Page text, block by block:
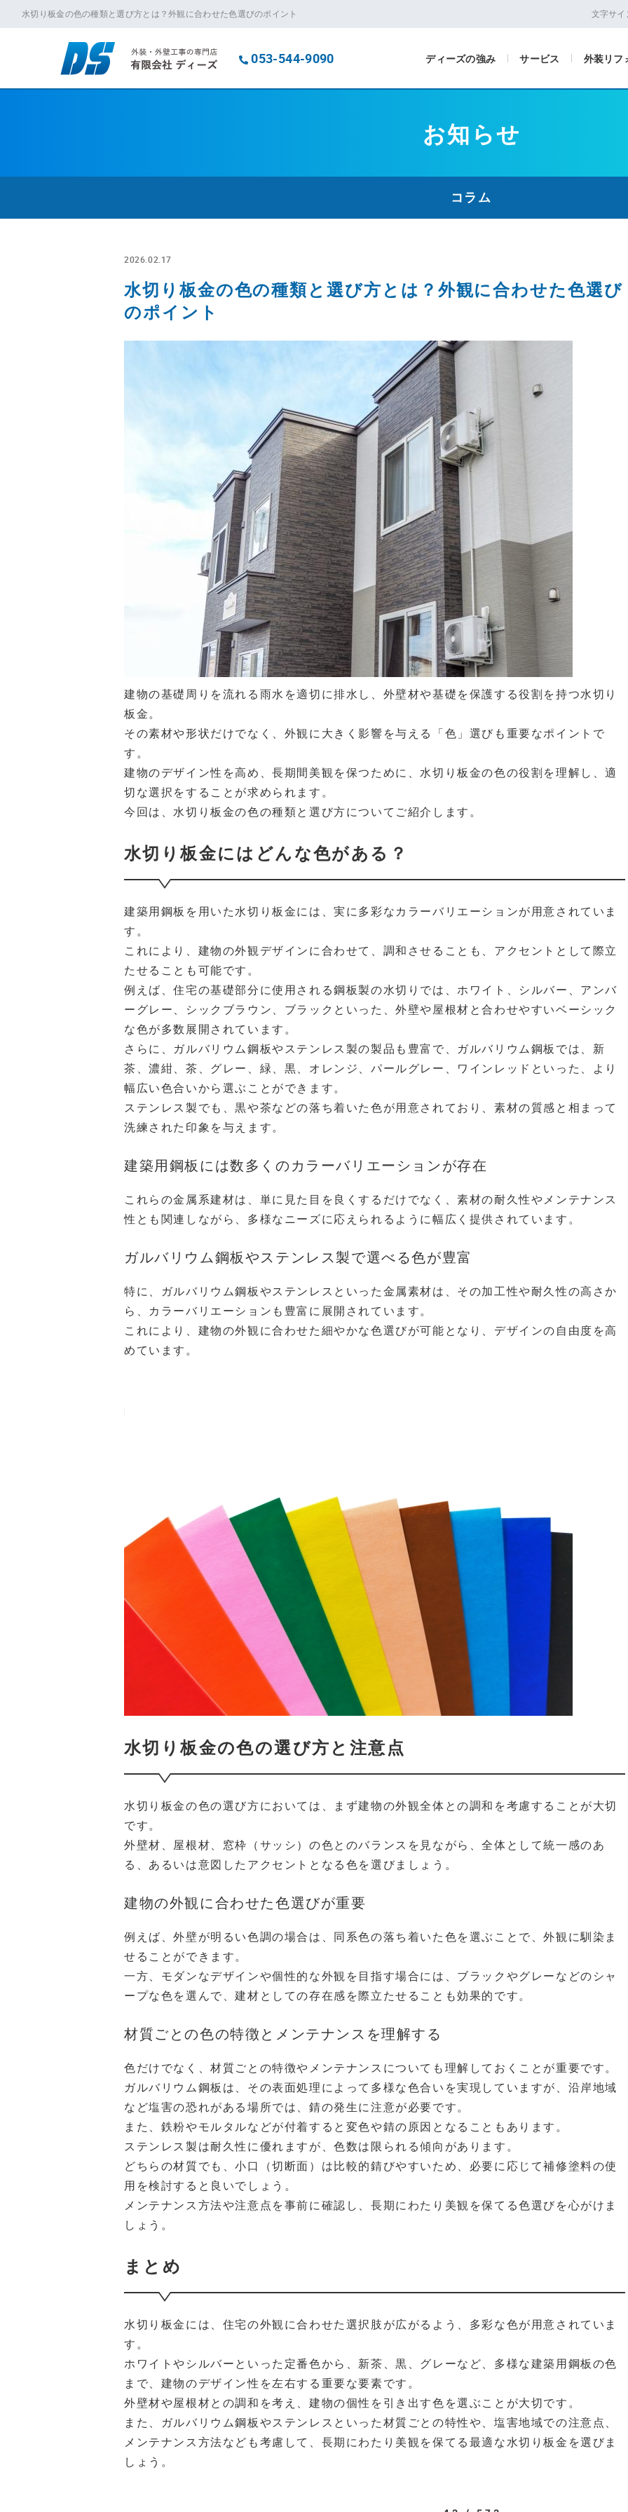
水切り板金の色の種類と選び方とは？外観に合わせた色選びのポイント 文字サイ
053-544-9090 ディーズの強み サービス 外装リフ
お知らせ
コラム
2026.02.17
水切り板金の色の種類と選び方とは？外観に合わせた色選び
のポイント
建物の基礎周りを流れる雨水を適切に排水し、外壁材や基礎を保護する役割を持つ水切り
板金。
その素材や形状だけでなく、外観に大きく影響を与える「色」選びも重要なポイントで
す。
建物のデザイン性を高め、長期間美観を保つために、水切り板金の色の役割を理解し、適
切な選択をすることが求められます。
今回は、水切り板金の色の種類と選び方についてご紹介します。
水切り板金にはどんな色がある？
建築用鋼板を用いた水切り板金には、実に多彩なカラーバリエーションが用意されていま
す。
これにより、建物の外観デザインに合わせて、調和させることも、アクセントとして際立
たせることも可能です。
例えば、住宅の基礎部分に使用される鋼板製の水切りでは、ホワイト、シルバー、アンバ
ーグレー、シックブラウン、ブラックといった、外壁や屋根材と合わせやすいベーシック
な色が多数展開されています。
さらに、ガルバリウム鋼板やステンレス製の製品も豊富で、ガルバリウム鋼板では、新
茶、濃紺、茶、グレー、緑、黒、オレンジ、パールグレー、ワインレッドといった、より
幅広い色合いから選ぶことができます。
ステンレス製でも、黒や茶などの落ち着いた色が用意されており、素材の質感と相まって
洗練された印象を与えます。
建築用鋼板には数多くのカラーバリエーションが存在
これらの金属系建材は、単に見た目を良くするだけでなく、素材の耐久性やメンテナンス
性とも関連しながら、多様なニーズに応えられるように幅広く提供されています。
ガルバリウム鋼板やステンレス製で選べる色が豊富
特に、ガルバリウム鋼板やステンレスといった金属素材は、その加工性や耐久性の高さか
ら、カラーバリエーションも豊富に展開されています。
これにより、建物の外観に合わせた細やかな色選びが可能となり、デザインの自由度を高
めています。
水切り板金の色の選び方と注意点
水切り板金の色の選び方においては、まず建物の外観全体との調和を考慮することが大切
です。
外壁材、屋根材、窓枠（サッシ）の色とのバランスを見ながら、全体として統一感のあ
る、あるいは意図したアクセントとなる色を選びましょう。
建物の外観に合わせた色選びが重要
例えば、外壁が明るい色調の場合は、同系色の落ち着いた色を選ぶことで、外観に馴染ま
せることができます。
一方、モダンなデザインや個性的な外観を目指す場合には、ブラックやグレーなどのシャ
ープな色を選んで、建材としての存在感を際立たせることも効果的です。
材質ごとの色の特徴とメンテナンスを理解する
色だけでなく、材質ごとの特徴やメンテナンスについても理解しておくことが重要です。
ガルバリウム鋼板は、その表面処理によって多様な色合いを実現していますが、沿岸地域
など塩害の恐れがある場所では、錆の発生に注意が必要です。
また、鉄粉やモルタルなどが付着すると変色や錆の原因となることもあります。
ステンレス製は耐久性に優れますが、色数は限られる傾向があります。
どちらの材質でも、小口（切断面）は比較的錆びやすいため、必要に応じて補修塗料の使
用を検討すると良いでしょう。
メンテナンス方法や注意点を事前に確認し、長期にわたり美観を保てる色選びを心がけま
しょう。
まとめ
水切り板金には、住宅の外観に合わせた選択肢が広がるよう、多彩な色が用意されていま
す。
ホワイトやシルバーといった定番色から、新茶、黒、グレーなど、多様な建築用鋼板の色
まで、建物のデザイン性を左右する重要な要素です。
外壁材や屋根材との調和を考え、建物の個性を引き出す色を選ぶことが大切です。
また、ガルバリウム鋼板やステンレスといった材質ごとの特性や、塩害地域での注意点、
メンテナンス方法なども考慮して、長期にわたり美観を保てる最適な水切り板金を選びま
しょう。